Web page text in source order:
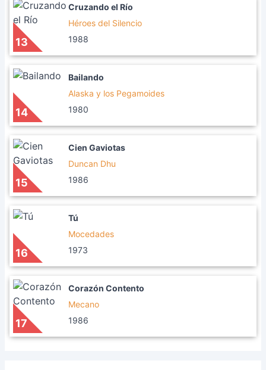
13
Cruzando el Río
Héroes del Silencio
1988
14
Bailando
Alaska y los Pegamoides
1980
15
Cien Gaviotas
Duncan Dhu
1986
16
Tú
Mocedades
1973
17
Corazón Contento
Mecano
1986